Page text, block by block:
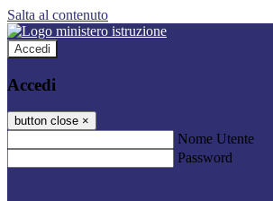
Salta al contenuto
Accedi
Accedi
button close ×
Nome Utente
Password